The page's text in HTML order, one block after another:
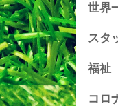
世界
スタ
福祉
コロ